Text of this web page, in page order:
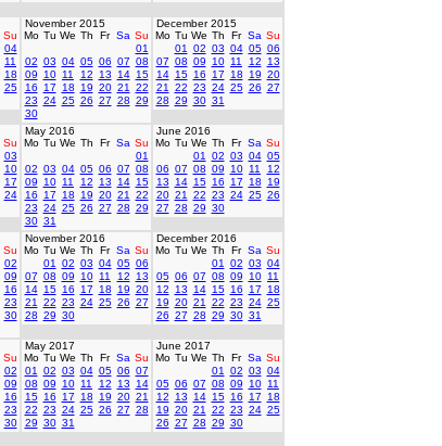
Su
04
11
18
25
November 2015
Mo Tu We Th Fr Sa Su
01
02 03 04 05 06 07 08
09
10 11 12 13 14 15
16
17 18 19 20 21
22
23 24 25 26 27 28 29
30
December 2015
Mo Tu We Th Fr Sa Su
01
02 03 04 05 06
07 08 09 10 11 12
13
14 15 16 17 18 19 20
21
22 23 24 25 26 27
28 29 30 31
Su
03
10
17
24
May 2016
Mo Tu We Th Fr Sa Su
01
02 03 04 05 06 07 08
09
10 11 12 13 14 15
16
17 18 19 20 21
22
23 24 25 26 27 28 29
30 31
June 2016
Mo Tu We Th Fr Sa Su
01
02 03 04 05
06 07 08 09 10 11
12
13
14 15 16 17 18
19
20 21 22 23 24 25 26
27 28 29 30
Su
02
09
16
23
30
November 2016
Mo Tu We Th Fr Sa Su
01
02 03 04 05 06
07 08 09 10 11 12
13
14 15 16 17 18 19 20
21
22 23 24 25 26 27
28 29 30
December 2016
Mo Tu We Th Fr Sa Su
01
02 03 04
05 06 07 08 09 10 11
12
13 14 15 16 17
18
19 20 21 22 23 24 25
26 27 28 29 30 31
Su
02
09
16
23
30
May 2017
Mo Tu We Th Fr Sa Su
01
02 03 04 05 06 07
08 09 10 11 12 13
14
15 16 17 18 19 20 21
22 23 24 25 26 27 28
29 30 31
June 2017
Mo Tu We Th Fr Sa Su
01
02 03 04
05 06 07 08 09 10 11
12
13 14 15 16 17
18
19 20 21 22 23 24 25
26 27 28 29 30